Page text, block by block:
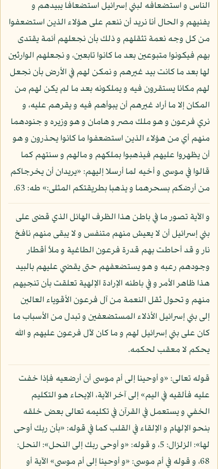
الناس و استضعافه لبني إسرائيل استضعافا يبيدهم و
يفنيهم و الحال أنا نريد أن ننعم على هؤلاء الذين استضعفوا
من كل وجه نعمة تثقلهم و ذلك بأن نجعلهم أئمة يقتدى
بهم فيكونوا متبوعين بعد ما كانوا تابعين، و نجعلهم الوارثين
لها بعد ما كانت بيد غيرهم و نمكن لهم في الأرض بأن نجعل
لهم مكانا يستقرون فيه و يملكونه بعد ما لم يكن لهم من
المكان إلا ما أراد غيرهم أن يبوأهم فيه و يقرهم عليه، و
نري فرعون و هو ملك مصر و هامان و هو وزيره و جنودهما
منهم أي من هؤلاء الذين استضعفوا ما كانوا يحذرون و هو
أن يظهروا عليهم فيذهبوا بملكهم و مالهم و سنتهم كما
قالوا في موسى و أخيه لما أرسلا إليهم: «يريدان أن يخرجاكم
من أرضكم بسحرهما و يذهبا بطريقتكم المثلى:» طه: 63.
و الآية تصور ما في باطن هذا الظرف الهائل الذي قضى على
بني إسرائيل أن لا يعيش منهم متنفس و لا يبقى منهم نافخ
نار و قد أحاطت بهم قدرة فرعون الطاغية و ملأ أقطار
وجودهم رعبه و هو يستضعفهم حتى يقضي عليهم بالبيد
هذا ظاهر الأمر و في باطنه الإرادة الإلهية تعلقت بأن تنجيهم
منهم و تحول ثقل النعمة من آل فرعون الأقوياء العالين
إلى بني إسرائيل الأذلاء المستضعفين و تبدل من الأسباب ما
كان على بني إسرائيل لهم و ما كان لآل فرعون عليهم و الله
يحكم لا معقب لحكمه.
قوله تعالى: «و أوحينا إلى أم موسى أن أرضعيه فإذا خفت
عليه فألقيه في اليم» إلى آخر الآية، الإيحاء هو التكليم
الخفي و يستعمل في القرآن في تكليمه تعالى بعض خلقه
بنحو الإلهام و الإلقاء في القلب كما في قوله: «بأن ربك أوحى
لها»: الزلزال: 5، و قوله: «و أوحى ربك إلى النحل»: النحل:
68، و قوله في أم موسى: «و أوحينا إلى أم موسى» الآية أو